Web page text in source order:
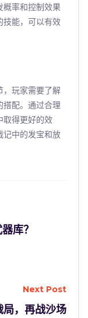
概率和控制效果
技能，可以有效
，玩家需要了解
搭配。通过合理
取得更好的效
记中的发宝和放
库？
Next Post
局，再战沙场